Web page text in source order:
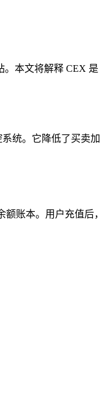
。本文将解释 CEX 是
统。它降低了买卖加
账本。用户充值后，